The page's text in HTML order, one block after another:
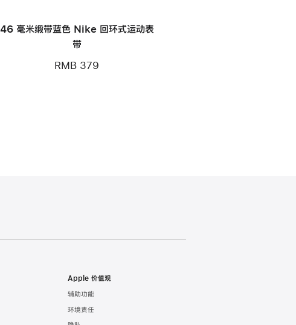
46 毫米缎带蓝色 Nike 回环式运动表
带
RMB 379
Apple 价值观
辅助功能
环境责任